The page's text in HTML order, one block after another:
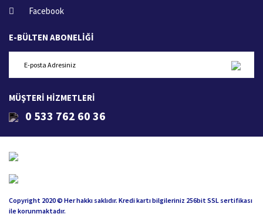
Facebook
E-BÜLTEN ABONELİĞİ
MÜŞTERİ HİZMETLERİ
0 533 762 60 36
Copyright 2020 © Her hakkı saklıdır. Kredi kartı bilgileriniz 256bit SSL sertifikası
ile korunmaktadır.